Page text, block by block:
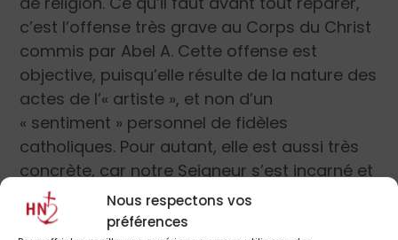
Nous respectons vos
préférences
c’est l’offense très grave au Corps du Christ
commis par Abel A. Cette offense est
objective, puisqu’elle résulte de la nature des
actes de l’« artiste », et non d’un
« sentiment » personnel de fidèles
catholiques. Pour autant, elle est aussi très
concrète, car notre Seigneur s’est incarné et
qu’il est blessé jusque dans sa chair. L’« Ange
de la Paix » et la Sainte Vierge, dans leurs